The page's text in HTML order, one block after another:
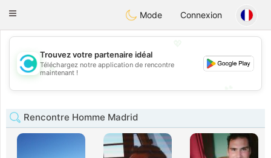
olombiaCitas
Toggle
Mode Connexion
💖
💕
Trouvez votre partenaire idéal
Téléchargez notre application de rencontre
maintenant !
Rencontre Homme Madrid